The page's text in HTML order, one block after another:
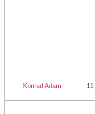
Konrad Adam 11